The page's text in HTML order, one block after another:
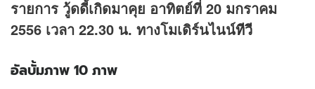
รายการ วู้ดดี้เกิดมาคุย อาทิตย์ที่ 20 มกราคม
2556 เวลา 22.30 น. ทางโมเดิร์นไนน์ทีวี
อัลบั้มภาพ 10 ภาพ